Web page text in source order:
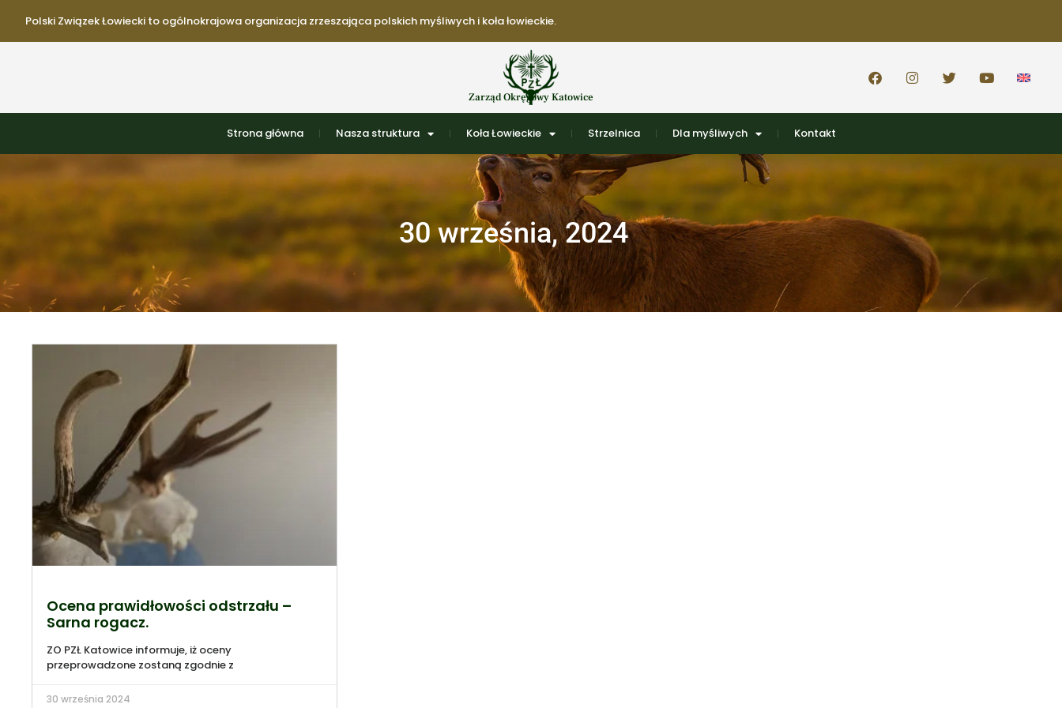
Polski Związek Łowiecki to ogólnokrajowa organizacja zrzeszająca polskich myśliwych i koła łowieckie.
Zarząd Okręgowy Katowice
Strona główna Nasza struktura Koła Łowieckie Strzelnica Dla myśliwych Kontakt
30 września, 2024
Ocena prawidłowości odstrzału –
Sarna rogacz.
ZO PZŁ Katowice informuje, iż oceny
przeprowadzone zostaną zgodnie z
30 września 2024